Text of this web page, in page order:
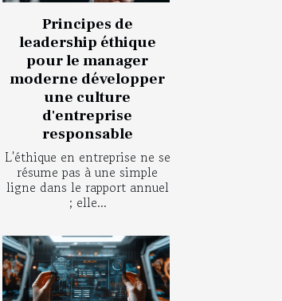
Principes de
leadership éthique
pour le manager
moderne développer
une culture
d'entreprise
responsable
L'éthique en entreprise ne se
résume pas à une simple
ligne dans le rapport annuel
; elle...